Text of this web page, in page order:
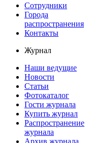
Сотрудники
Города
распространения
Контакты
Журнал
Наши ведущие
Новости
Статьи
Фотокаталог
Гости журнала
Купить журнал
Распространение
журнала
Архив журнала